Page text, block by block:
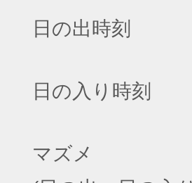
日の出時刻
日の入り時刻
マズメ